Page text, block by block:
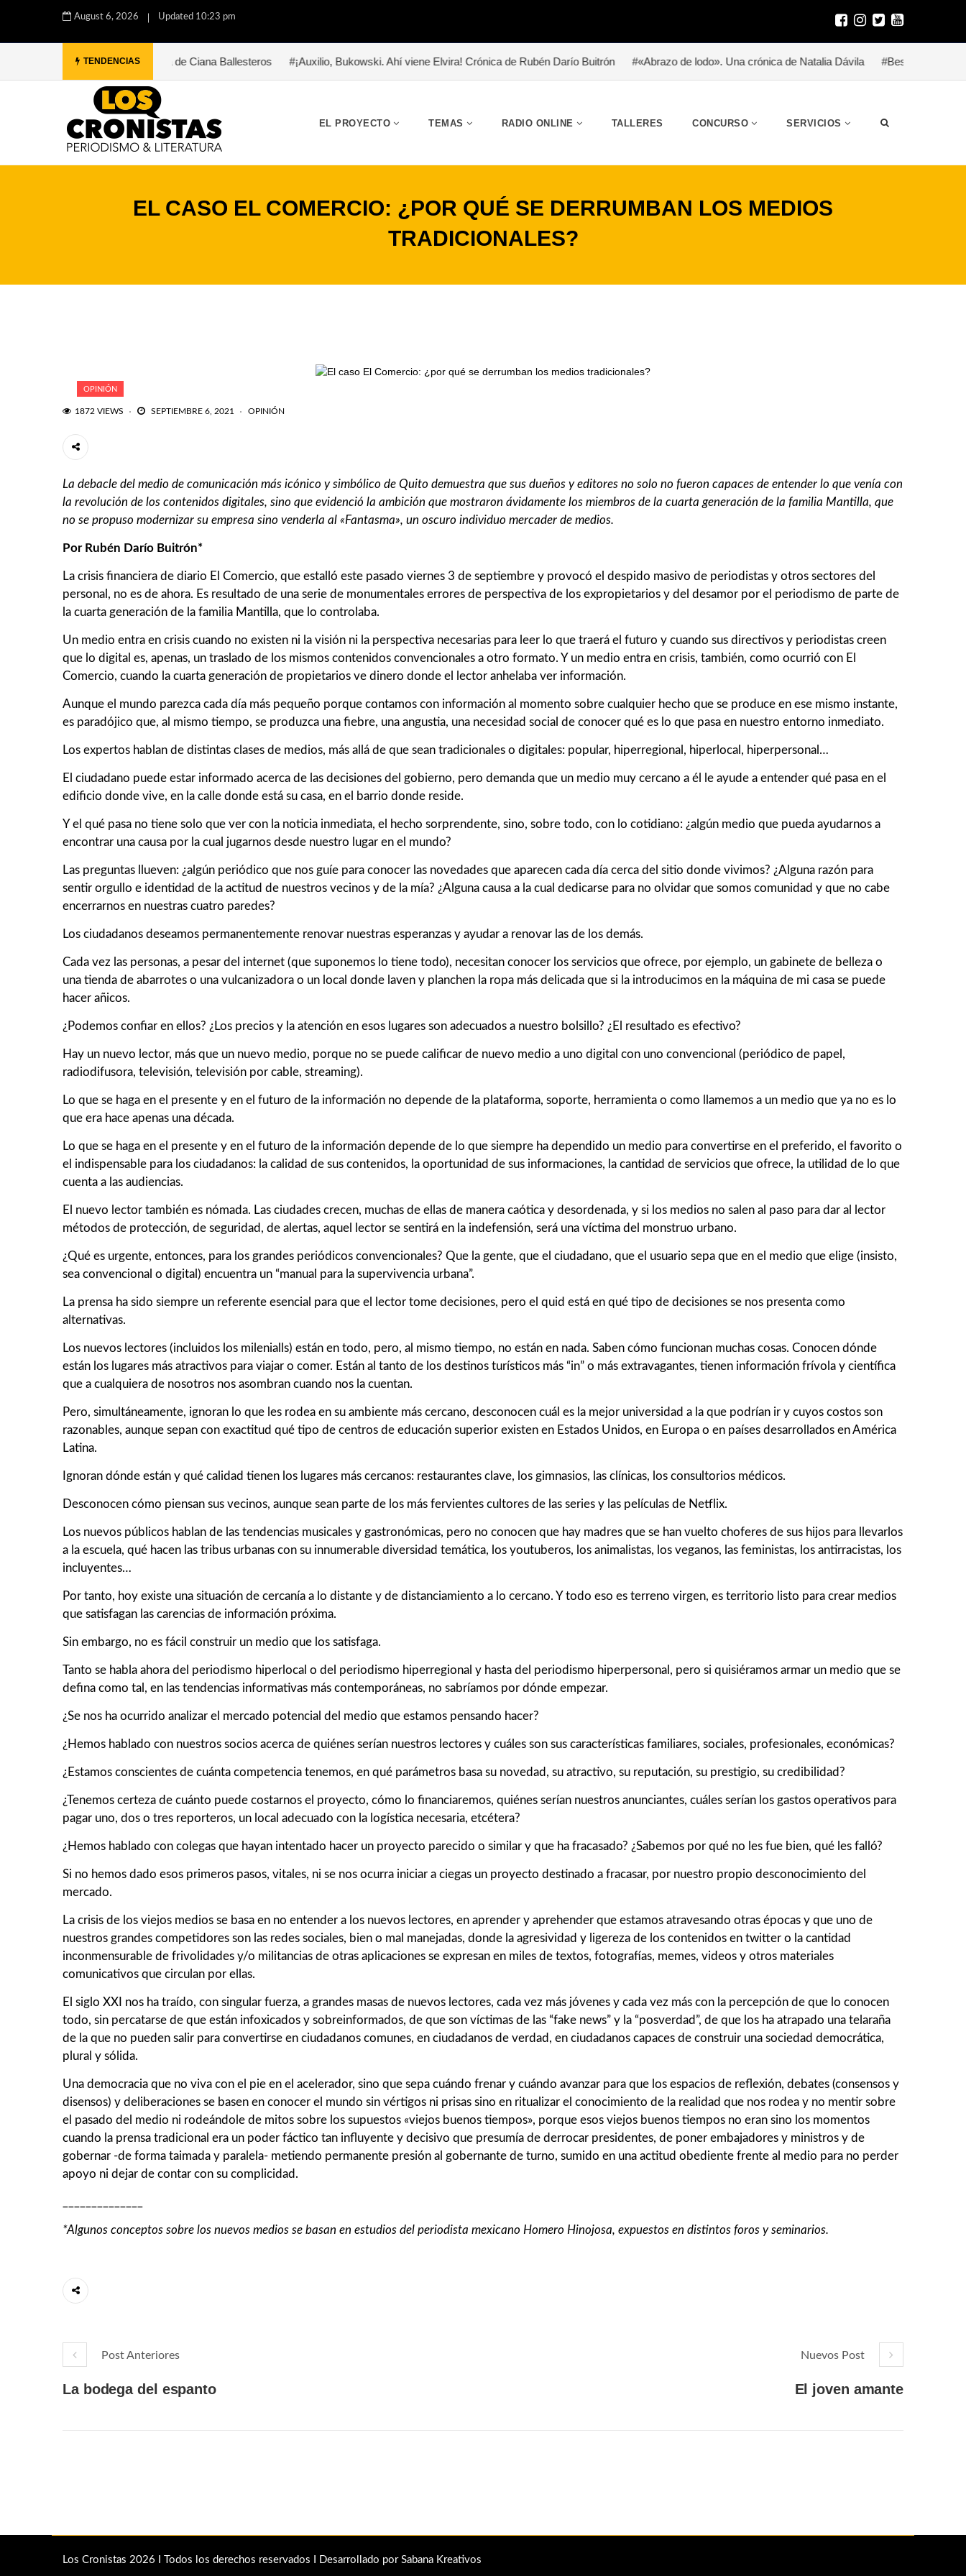
August 6, 2026 Updated 10:23 pm
TENDENCIAS
#Paula. Una historia de Ciana Ballesteros #¡Auxilio, Bukowski. Ahí viene Elvira! Crónica de Rubén Darío Buitrón #«Abrazo de lodo». Una crónica de Natalia Dávila #Besitoterapia para un
EL PROYECTO TEMAS RADIO ONLINE TALLERES CONCURSO SERVICIOS
EL CASO EL COMERCIO: ¿POR QUÉ SE DERRUMBAN LOS MEDIOS
TRADICIONALES?
OPINIÓN
1872 VIEWS SEPTIEMBRE 6, 2021 OPINIÓN
La debacle del medio de comunicación más icónico y simbólico de Quito demuestra que sus dueños y editores no solo no fueron capaces de entender lo que venía con
la revolución de los contenidos digitales, sino que evidenció la ambición que mostraron ávidamente los miembros de la cuarta generación de la familia Mantilla, que
no se propuso modernizar su empresa sino venderla al «Fantasma», un oscuro individuo mercader de medios.
Por Rubén Darío Buitrón*
La crisis financiera de diario El Comercio, que estalló este pasado viernes 3 de septiembre y provocó el despido masivo de periodistas y otros sectores del
personal, no es de ahora. Es resultado de una serie de monumentales errores de perspectiva de los expropietarios y del desamor por el periodismo de parte de
la cuarta generación de la familia Mantilla, que lo controlaba.
Un medio entra en crisis cuando no existen ni la visión ni la perspectiva necesarias para leer lo que traerá el futuro y cuando sus directivos y periodistas creen
que lo digital es, apenas, un traslado de los mismos contenidos convencionales a otro formato. Y un medio entra en crisis, también, como ocurrió con El
Comercio, cuando la cuarta generación de propietarios ve dinero donde el lector anhelaba ver información.
Aunque el mundo parezca cada día más pequeño porque contamos con información al momento sobre cualquier hecho que se produce en ese mismo instante,
es paradójico que, al mismo tiempo, se produzca una fiebre, una angustia, una necesidad social de conocer qué es lo que pasa en nuestro entorno inmediato.
Los expertos hablan de distintas clases de medios, más allá de que sean tradicionales o digitales: popular, hiperregional, hiperlocal, hiperpersonal…
El ciudadano puede estar informado acerca de las decisiones del gobierno, pero demanda que un medio muy cercano a él le ayude a entender qué pasa en el
edificio donde vive, en la calle donde está su casa, en el barrio donde reside.
Y el qué pasa no tiene solo que ver con la noticia inmediata, el hecho sorprendente, sino, sobre todo, con lo cotidiano: ¿algún medio que pueda ayudarnos a
encontrar una causa por la cual jugarnos desde nuestro lugar en el mundo?
Las preguntas llueven: ¿algún periódico que nos guíe para conocer las novedades que aparecen cada día cerca del sitio donde vivimos? ¿Alguna razón para
sentir orgullo e identidad de la actitud de nuestros vecinos y de la mía? ¿Alguna causa a la cual dedicarse para no olvidar que somos comunidad y que no cabe
encerrarnos en nuestras cuatro paredes?
Los ciudadanos deseamos permanentemente renovar nuestras esperanzas y ayudar a renovar las de los demás.
Cada vez las personas, a pesar del internet (que suponemos lo tiene todo), necesitan conocer los servicios que ofrece, por ejemplo, un gabinete de belleza o
una tienda de abarrotes o una vulcanizadora o un local donde laven y planchen la ropa más delicada que si la introducimos en la máquina de mi casa se puede
hacer añicos.
¿Podemos confiar en ellos? ¿Los precios y la atención en esos lugares son adecuados a nuestro bolsillo? ¿El resultado es efectivo?
Hay un nuevo lector, más que un nuevo medio, porque no se puede calificar de nuevo medio a uno digital con uno convencional (periódico de papel,
radiodifusora, televisión, televisión por cable, streaming).
Lo que se haga en el presente y en el futuro de la información no depende de la plataforma, soporte, herramienta o como llamemos a un medio que ya no es lo
que era hace apenas una década.
Lo que se haga en el presente y en el futuro de la información depende de lo que siempre ha dependido un medio para convertirse en el preferido, el favorito o
el indispensable para los ciudadanos: la calidad de sus contenidos, la oportunidad de sus informaciones, la cantidad de servicios que ofrece, la utilidad de lo que
cuenta a las audiencias.
El nuevo lector también es nómada. Las ciudades crecen, muchas de ellas de manera caótica y desordenada, y si los medios no salen al paso para dar al lector
métodos de protección, de seguridad, de alertas, aquel lector se sentirá en la indefensión, será una víctima del monstruo urbano.
¿Qué es urgente, entonces, para los grandes periódicos convencionales? Que la gente, que el ciudadano, que el usuario sepa que en el medio que elige (insisto,
sea convencional o digital) encuentra un “manual para la supervivencia urbana”.
La prensa ha sido siempre un referente esencial para que el lector tome decisiones, pero el quid está en qué tipo de decisiones se nos presenta como
alternativas.
Los nuevos lectores (incluidos los milenialls) están en todo, pero, al mismo tiempo, no están en nada. Saben cómo funcionan muchas cosas. Conocen dónde
están los lugares más atractivos para viajar o comer. Están al tanto de los destinos turísticos más “in” o más extravagantes, tienen información frívola y científica
que a cualquiera de nosotros nos asombran cuando nos la cuentan.
Pero, simultáneamente, ignoran lo que les rodea en su ambiente más cercano, desconocen cuál es la mejor universidad a la que podrían ir y cuyos costos son
razonables, aunque sepan con exactitud qué tipo de centros de educación superior existen en Estados Unidos, en Europa o en países desarrollados en América
Latina.
Ignoran dónde están y qué calidad tienen los lugares más cercanos: restaurantes clave, los gimnasios, las clínicas, los consultorios médicos.
Desconocen cómo piensan sus vecinos, aunque sean parte de los más fervientes cultores de las series y las películas de Netflix.
Los nuevos públicos hablan de las tendencias musicales y gastronómicas, pero no conocen que hay madres que se han vuelto choferes de sus hijos para llevarlos
a la escuela, qué hacen las tribus urbanas con su innumerable diversidad temática, los youtuberos, los animalistas, los veganos, las feministas, los antirracistas, los
incluyentes…
Por tanto, hoy existe una situación de cercanía a lo distante y de distanciamiento a lo cercano. Y todo eso es terreno virgen, es territorio listo para crear medios
que satisfagan las carencias de información próxima.
Sin embargo, no es fácil construir un medio que los satisfaga.
Tanto se habla ahora del periodismo hiperlocal o del periodismo hiperregional y hasta del periodismo hiperpersonal, pero si quisiéramos armar un medio que se
defina como tal, en las tendencias informativas más contemporáneas, no sabríamos por dónde empezar.
¿Se nos ha ocurrido analizar el mercado potencial del medio que estamos pensando hacer?
¿Hemos hablado con nuestros socios acerca de quiénes serían nuestros lectores y cuáles son sus características familiares, sociales, profesionales, económicas?
¿Estamos conscientes de cuánta competencia tenemos, en qué parámetros basa su novedad, su atractivo, su reputación, su prestigio, su credibilidad?
¿Tenemos certeza de cuánto puede costarnos el proyecto, cómo lo financiaremos, quiénes serían nuestros anunciantes, cuáles serían los gastos operativos para
pagar uno, dos o tres reporteros, un local adecuado con la logística necesaria, etcétera?
¿Hemos hablado con colegas que hayan intentado hacer un proyecto parecido o similar y que ha fracasado? ¿Sabemos por qué no les fue bien, qué les falló?
Si no hemos dado esos primeros pasos, vitales, ni se nos ocurra iniciar a ciegas un proyecto destinado a fracasar, por nuestro propio desconocimiento del
mercado.
La crisis de los viejos medios se basa en no entender a los nuevos lectores, en aprender y aprehender que estamos atravesando otras épocas y que uno de
nuestros grandes competidores son las redes sociales, bien o mal manejadas, donde la agresividad y ligereza de los contenidos en twitter o la cantidad
inconmensurable de frivolidades y/o militancias de otras aplicaciones se expresan en miles de textos, fotografías, memes, videos y otros materiales
comunicativos que circulan por ellas.
El siglo XXI nos ha traído, con singular fuerza, a grandes masas de nuevos lectores, cada vez más jóvenes y cada vez más con la percepción de que lo conocen
todo, sin percatarse de que están infoxicados y sobreinformados, de que son víctimas de las “fake news” y la “posverdad”, de que los ha atrapado una telaraña
de la que no pueden salir para convertirse en ciudadanos comunes, en ciudadanos de verdad, en ciudadanos capaces de construir una sociedad democrática,
plural y sólida.
Una democracia que no viva con el pie en el acelerador, sino que sepa cuándo frenar y cuándo avanzar para que los espacios de reflexión, debates (consensos y
disensos) y deliberaciones se basen en conocer el mundo sin vértigos ni prisas sino en ritualizar el conocimiento de la realidad que nos rodea y no mentir sobre
el pasado del medio ni rodeándole de mitos sobre los supuestos «viejos buenos tiempos», porque esos viejos buenos tiempos no eran sino los momentos
cuando la prensa tradicional era un poder fáctico tan influyente y decisivo que presumía de derrocar presidentes, de poner embajadores y ministros y de
gobernar -de forma taimada y paralela- metiendo permanente presión al gobernante de turno, sumido en una actitud obediente frente al medio para no perder
apoyo ni dejar de contar con su complicidad.
*Algunos conceptos sobre los nuevos medios se basan en estudios del periodista mexicano Homero Hinojosa, expuestos en distintos foros y seminarios.
Post Anteriores
La bodega del espanto
Nuevos Post
El joven amante
Los Cronistas 2026 I Todos los derechos reservados I Desarrollado por Sabana Kreativos